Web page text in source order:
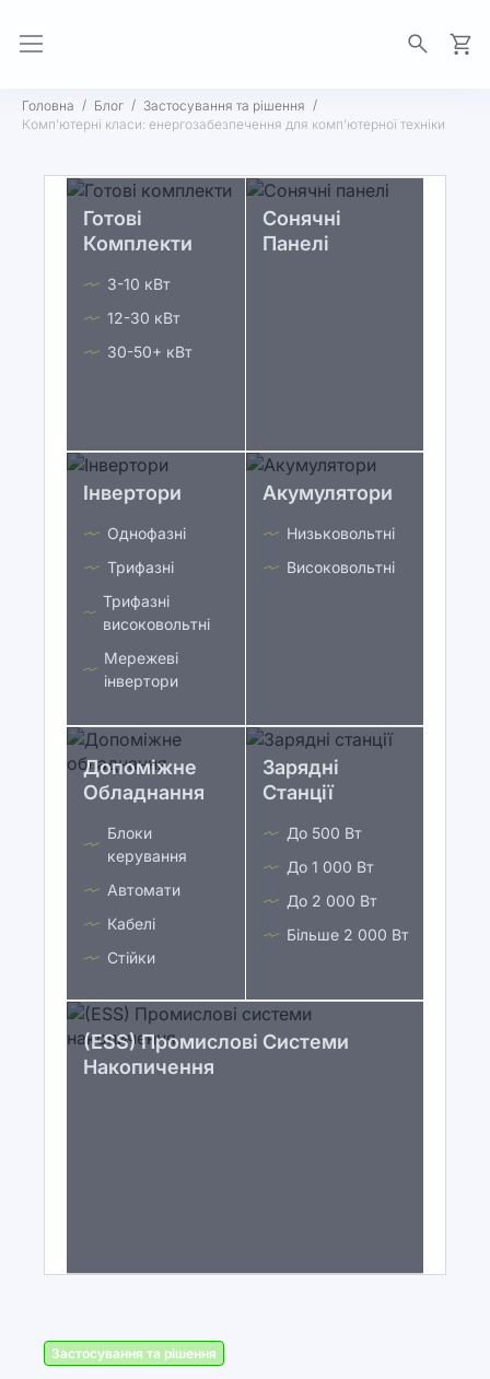
Головна Блог
Застосування та рішення
Комп’ютерні класи: енергозабезпечення для комп’ютерної техніки
Готові
Комплекти
3-10 кВт
12-30 кВт
30-50+ кВт
Сонячні
Панелі
Інвертори
Однофазні
Трифазні
Трифазні
високовольтні
Мережеві
інвертори
Акумулятори
Низьковольтні
Високовольтні
Допоміжне
Обладнання
Блоки
керування
Автомати
Кабелі
Стійки
Зарядні
Станції
До 500 Вт
До 1 000 Вт
До 2 000 Вт
Більше 2 000 Вт
(ESS) Промислові Системи
Накопичення
Застосування та рішення